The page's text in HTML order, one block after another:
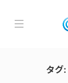
タグ: